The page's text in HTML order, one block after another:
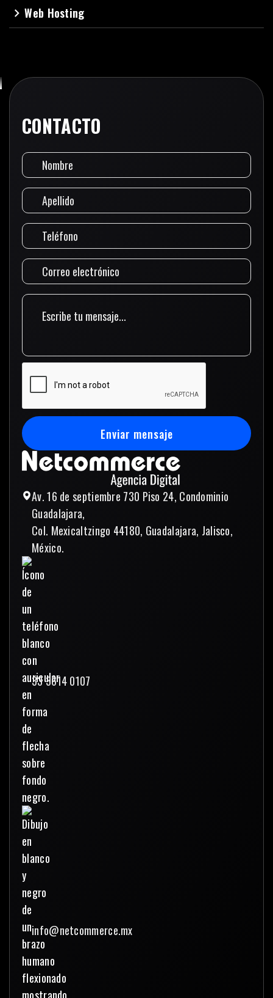
navigate_nextWeb Hosting
Av. 16 de septiembre 730 Piso 24, Condominio
Guadalajara,
Col. Mexicaltzingo 44180, Guadalajara, Jalisco,
México.
33 3614 0107
info@netcommerce.mx
CONTACTO
Enviar mensaje
Enviar mensaje